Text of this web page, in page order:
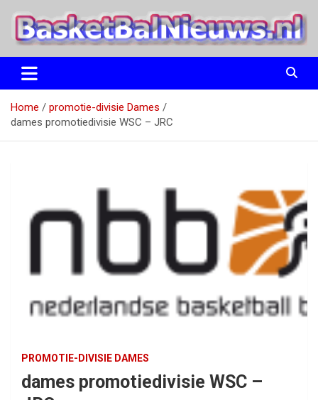
naar
BasketBalNieuws.nl
Etten
Home
promotie-divisie Dames
dames promotiedivisie WSC – JRC
PROMOTIE-DIVISIE DAMES
dames promotiedivisie WSC –